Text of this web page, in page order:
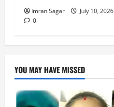
Imran Sagar
July 10, 2026
0
YOU MAY HAVE MISSED